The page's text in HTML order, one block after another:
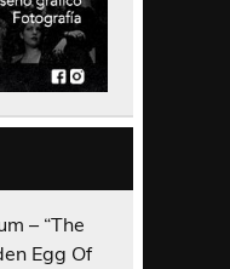
– “The
Egg Of